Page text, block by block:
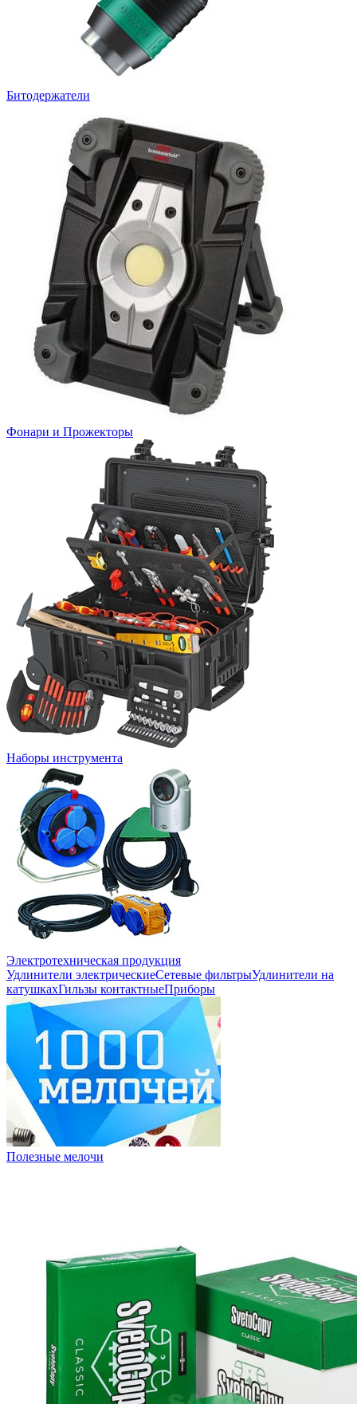
Битодержатели
Фонари и Прожекторы
Наборы инструмента
Электротехническая продукция
Удлинители электрическиеСетевые фильтрыУдлинители на
катушкахГильзы контактныеПриборы
Полезные мелочи